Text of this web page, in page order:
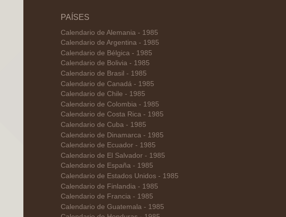
PAÍSES
Calendario de Alemania - 1985
Calendario de Argentina - 1985
Calendario de Bélgica - 1985
Calendario de Bolivia - 1985
Calendario de Brasil - 1985
Calendario de Canadá - 1985
Calendario de Chile - 1985
Calendario de Colombia - 1985
Calendario de Costa Rica - 1985
Calendario de Cuba - 1985
Calendario de Dinamarca - 1985
Calendario de Ecuador - 1985
Calendario de El Salvador - 1985
Calendario de España - 1985
Calendario de Estados Unidos - 1985
Calendario de Finlandia - 1985
Calendario de Francia - 1985
Calendario de Guatemala - 1985